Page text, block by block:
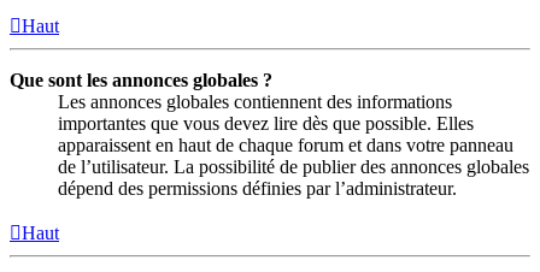
Haut
Que sont les annonces globales ?
Les annonces globales contiennent des informations
importantes que vous devez lire dès que possible. Elles
apparaissent en haut de chaque forum et dans votre panneau
de l’utilisateur. La possibilité de publier des annonces globales
dépend des permissions définies par l’administrateur.
Haut